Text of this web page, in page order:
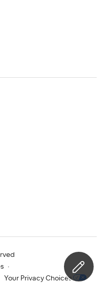
·
Your Privacy Choices